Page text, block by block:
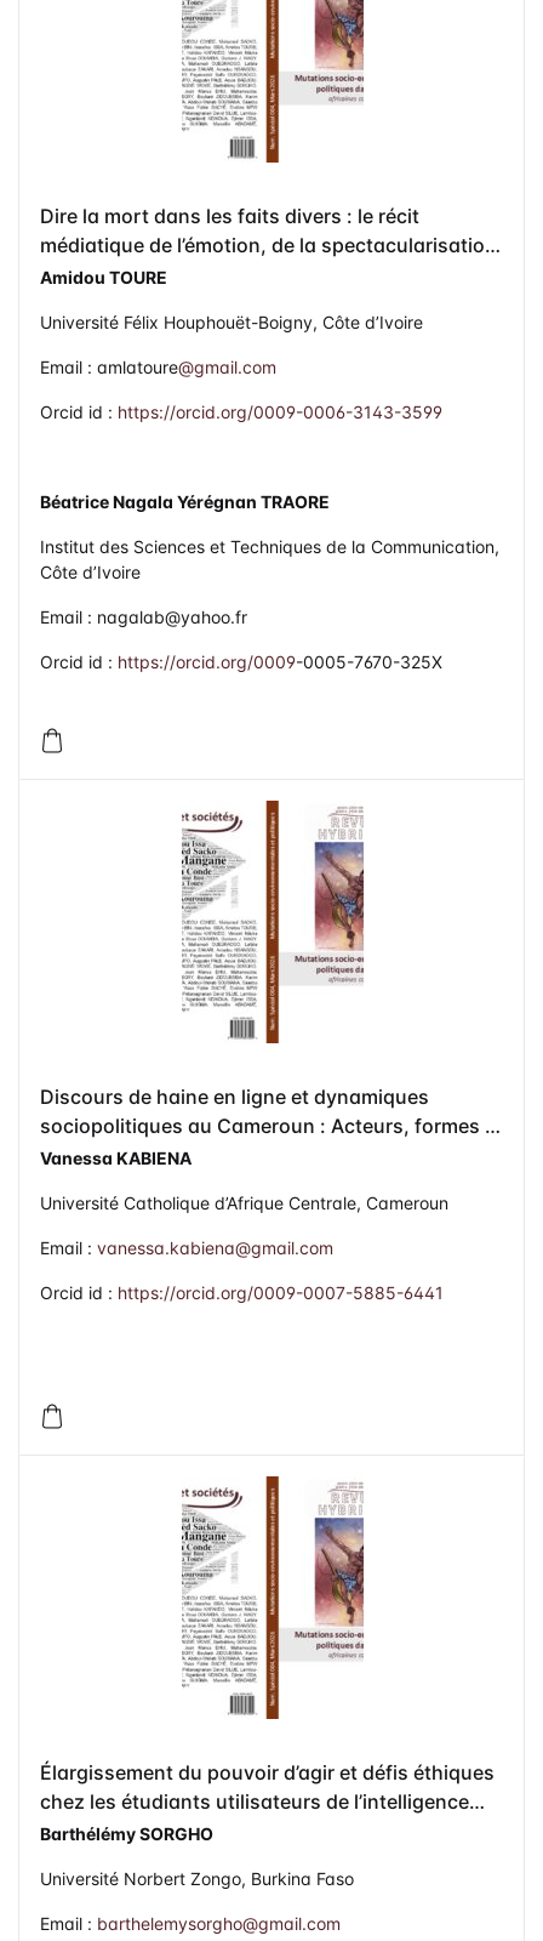
Dire la mort dans les faits divers : le récit
médiatique de l’émotion, de la spectacularisation
et du sensationnel dans le journal Soir Info
Amidou TOURE
Université Félix Houphouët-Boigny, Côte d’Ivoire
Email : amlatoure@gmail.com
Orcid id : https://orcid.org/0009-0006-3143-3599
Béatrice Nagala Yérégnan TRAORE
Institut des Sciences et Techniques de la Communication,
Côte d’Ivoire
Email : nagalab@yahoo.fr
Orcid id : https://orcid.org/0009-0005-7670-325X
Discours de haine en ligne et dynamiques
sociopolitiques au Cameroun : Acteurs, formes et
implications communicationnelles dans l’espace
Vanessa KABIENA
Université Catholique d’Afrique Centrale, Cameroun
Email : vanessa.kabiena@gmail.com
Orcid id : https://orcid.org/0009-0007-5885-6441
Élargissement du pouvoir d’agir et défis éthiques
chez les étudiants utilisateurs de l’intelligence
artificielle générative à l’université Norbert Zongo
Barthélémy SORGHO
Université Norbert Zongo, Burkina Faso
Email : barthelemysorgho@gmail.com